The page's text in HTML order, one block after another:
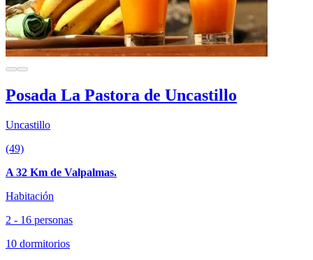
Posada La Pastora de Uncastillo
Uncastillo
(49)
A 32 Km de Valpalmas.
Habitación
2 - 16 personas
10 dormitorios